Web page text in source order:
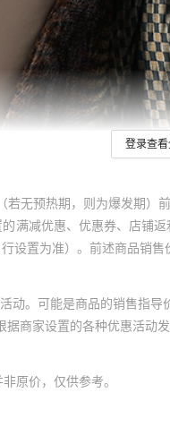
登录查
若无预热期，则为爆发期
满减优惠、优惠券、店
置为准）。前述商品销
。可能是商品的销售指导
商家设置的各种优惠活动
原价，仅供参考。